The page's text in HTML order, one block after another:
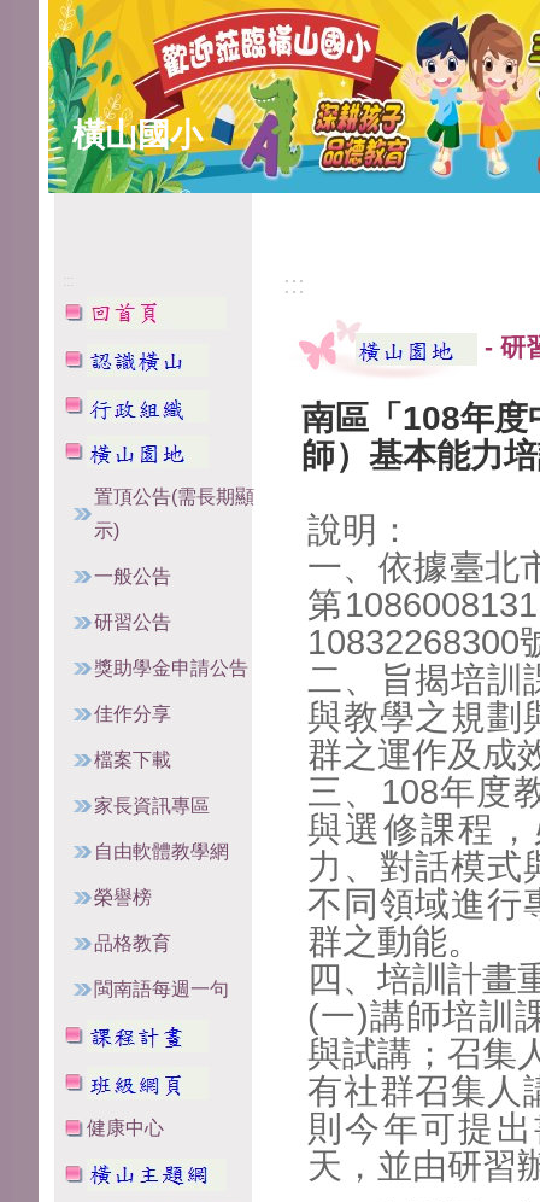
橫山國小
:::
置頂公告(需長期顯
示)
一般公告
研習公告
獎助學金申請公告
佳作分享
檔案下載
家長資訊專區
自由軟體教學網
榮譽榜
品格教育
閩南語每週一句
健康中心
:::
- 研
南區「108年度
師）基本能力
說明：
一、依據臺北
第
10832268300
二、旨揭培訓
與教學之規劃
群之運作及成
三、108年度
與選修課程，
力、對話模式
不同領域進行
群之動能。
四、培訓計畫
(一)講師培訓
與試講； 召集
有社群召集人
則今年可提
天，並由研習